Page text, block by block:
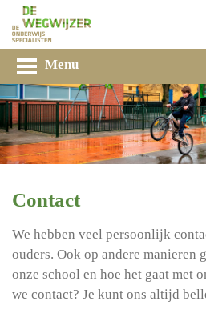
Menu
Contact
We hebben veel persoonlijk
ouders. Ook op andere manieren
onze school en hoe het gaat met
we contact? Je kunt ons altijd